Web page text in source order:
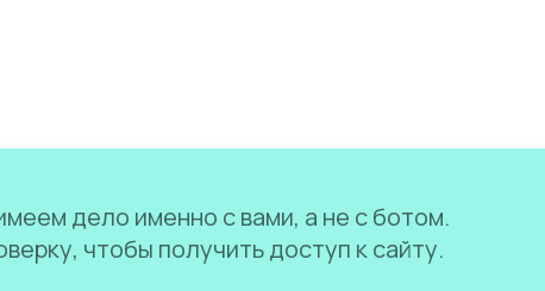
дело именно с вами, а не с ботом.
чтобы получить доступ к сайту.